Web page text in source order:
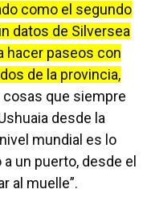
como el segundo
datos de Silversea
hacer paseos con
de la provincia,
cosas que siempre
desde la
mundial es lo
un puerto, desde el
al muelle”.